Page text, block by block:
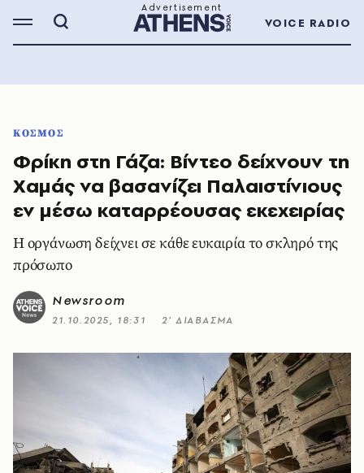
VOICE RADIO
ΚΟΣΜΟΣ
Φρίκη στη Γάζα: Βίντεο δείχνουν τη
Χαμάς να βασανίζει Παλαιστίνιους
εν μέσω καταρρέουσας εκεχειρίας
Η οργάνωση δείχνει σε κάθε ευκαιρία το σκληρό της
πρόσωπο
Newsroom
21.10.2025, 18:31 2’ ΔΙΑΒΑΣΜΑ